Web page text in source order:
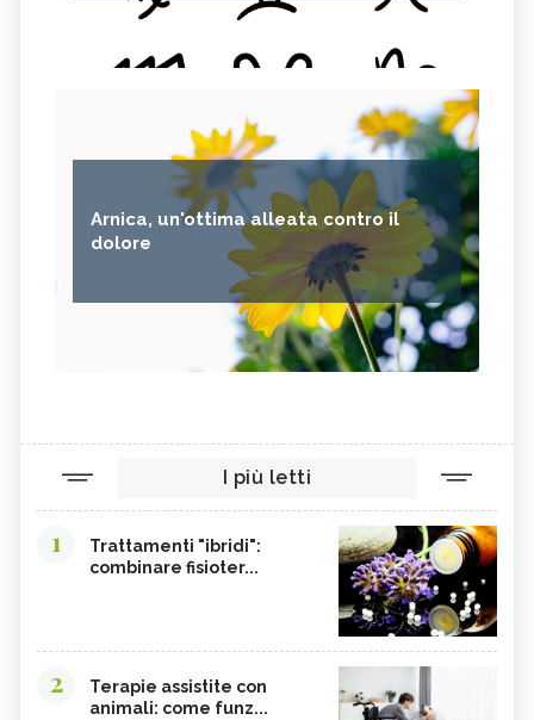
Arnica, un'ottima alleata contro il
dolore
I più letti
1
Trattamenti "ibridi":
combinare fisioter...
2
Terapie assistite con
animali: come funz...